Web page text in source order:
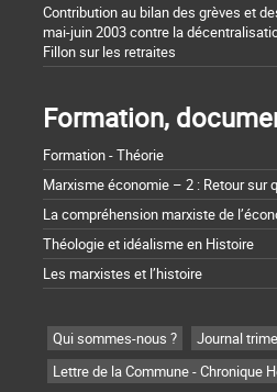
Contribution au bilan des grèves et
mai-juin 2003 contre la
Fillon sur les retraites
Formation,
Formation - Théorie
Marxisme économie – 2 : Retour sur
La compréhension marxiste de
Théologie et idéalisme en Histoire
Les marxistes et l’histoire
Qui sommes-nous ? Journal
Lettre de la Commune - Chronique